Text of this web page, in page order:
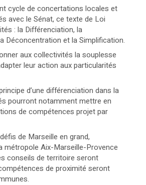
cycle de concertations locales et
avec le Sénat, ce texte de Loi
: la Différenciation, la
Déconcentration et la Simplification.
aux collectivités la souplesse
leur action aux particularités
d’une différenciation dans la
pourront notamment mettre en
de compétences projet par
de Marseille en grand,
métropole Aix-Marseille-Provence
conseils de territoire seront
de proximité seront